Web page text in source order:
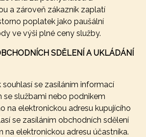
a zároveň zákazník zaplatí
poplatek jako paušální
ve výši plné ceny služby.
SDĚLENÍ A UKLÁDÁNÍ
souhlasí se zasíláním informací
se službami nebo podnikem
na elektronickou adresu kupujícího
se zasíláním obchodních sdělení
na elektronickou adresu účastníka.